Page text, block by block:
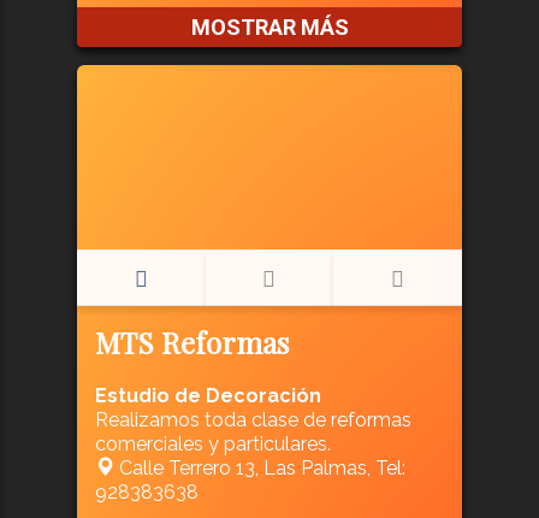
MOSTRAR MÁS
MTS Reformas
Estudio de Decoración
Realizamos toda clase de reformas
comerciales y particulares.
Calle Terrero 13, Las Palmas, Tel:
928383638